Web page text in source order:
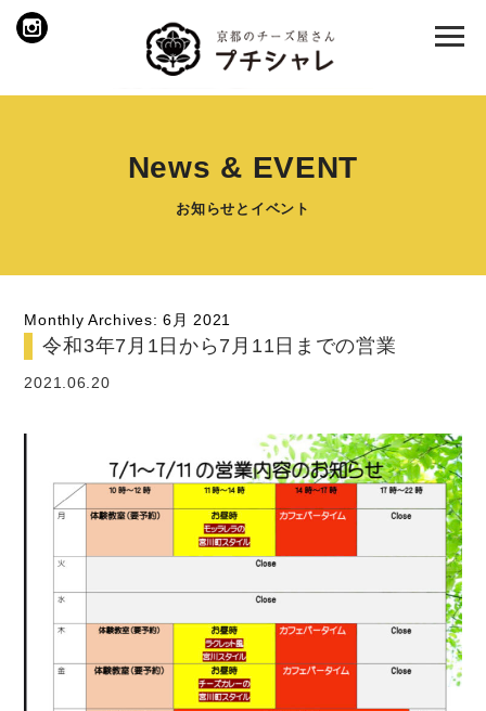
News & EVENT
お知らせとイベント
Monthly Archives: 6月 2021
令和3年7月1日から7月11日までの営業
2021.06.20